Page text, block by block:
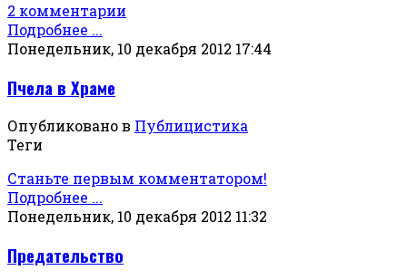
2 комментарии
Подробнее ...
Понедельник, 10 декабря 2012 17:44
Пчела в Храме
Опубликовано в Публицистика
Теги
Станьте первым комментатором!
Подробнее ...
Понедельник, 10 декабря 2012 11:32
Предательство